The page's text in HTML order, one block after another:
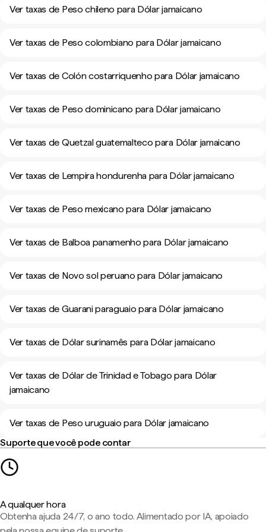
Ver taxas de Peso chileno para Dólar jamaicano
Ver taxas de Peso colombiano para Dólar jamaicano
Ver taxas de Colón costarriquenho para Dólar jamaicano
Ver taxas de Peso dominicano para Dólar jamaicano
Ver taxas de Quetzal guatemalteco para Dólar jamaicano
Ver taxas de Lempira hondurenha para Dólar jamaicano
Ver taxas de Peso mexicano para Dólar jamaicano
Ver taxas de Balboa panamenho para Dólar jamaicano
Ver taxas de Novo sol peruano para Dólar jamaicano
Ver taxas de Guarani paraguaio para Dólar jamaicano
Ver taxas de Dólar surinamês para Dólar jamaicano
Ver taxas de Dólar de Trinidad e Tobago para Dólar
jamaicano
Ver taxas de Peso uruguaio para Dólar jamaicano
Suporte que você pode contar
A qualquer hora
Obtenha ajuda 24/7, o ano todo. Alimentado por IA, apoiado